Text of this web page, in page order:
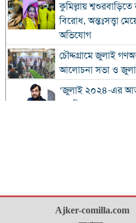
কুমিল্লায় শ্বশুরবাড়িতে
বিরোধ, অন্তঃসত্ত্বা
অভিযোগ
চৌদ্দগ্রামে জুলাই
আলোচনা সভা ও জুলাই
‘জুলাই ২০২৪-এর
দাউদকান্দিতে ৫২
Ajker-comilla.com